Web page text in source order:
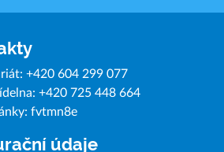
+420 604 299 077
+420 725 448 664
fvtmn8e
údaje